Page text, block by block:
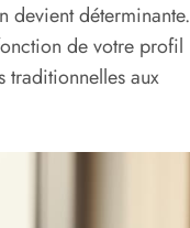
devient déterminante.
de votre profil
traditionnelles aux